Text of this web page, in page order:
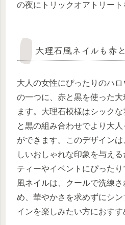
の夜にトリックオアトリート
大理石風ネイルも赤
大人の女性にぴったりのハ
の一つに、赤と黒を使った
ます。大理石模様はシック
と黒の組み合わせでより大
ができます。このデザイン
しいおしゃれな印象を与え
ティーやイベントにぴった
風ネイルは、クールで洗練
め、華やかさを求めずにシ
インを楽しみたい方におすす